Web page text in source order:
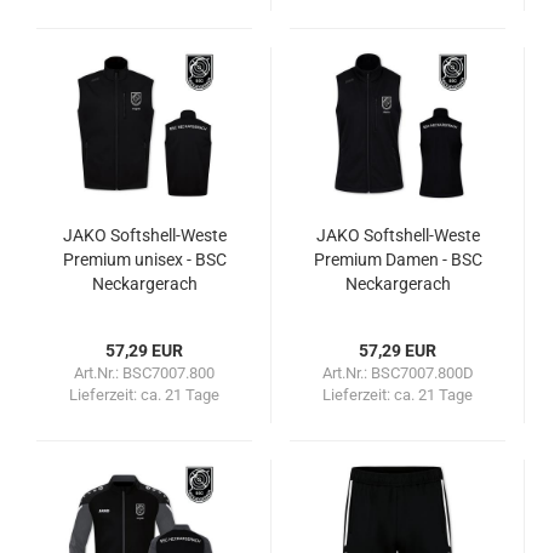
JAKO Softshell-Weste
Premium unisex - BSC
Neckargerach
57,29 EUR
Art.Nr.: BSC7007.800
Lieferzeit: ca. 21 Tage
JAKO Softshell-Weste
Premium Damen - BSC
Neckargerach
57,29 EUR
Art.Nr.: BSC7007.800D
Lieferzeit: ca. 21 Tage